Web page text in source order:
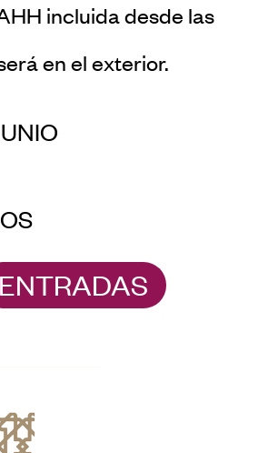
incluida desde las
en el exterior.
ENTRADAS